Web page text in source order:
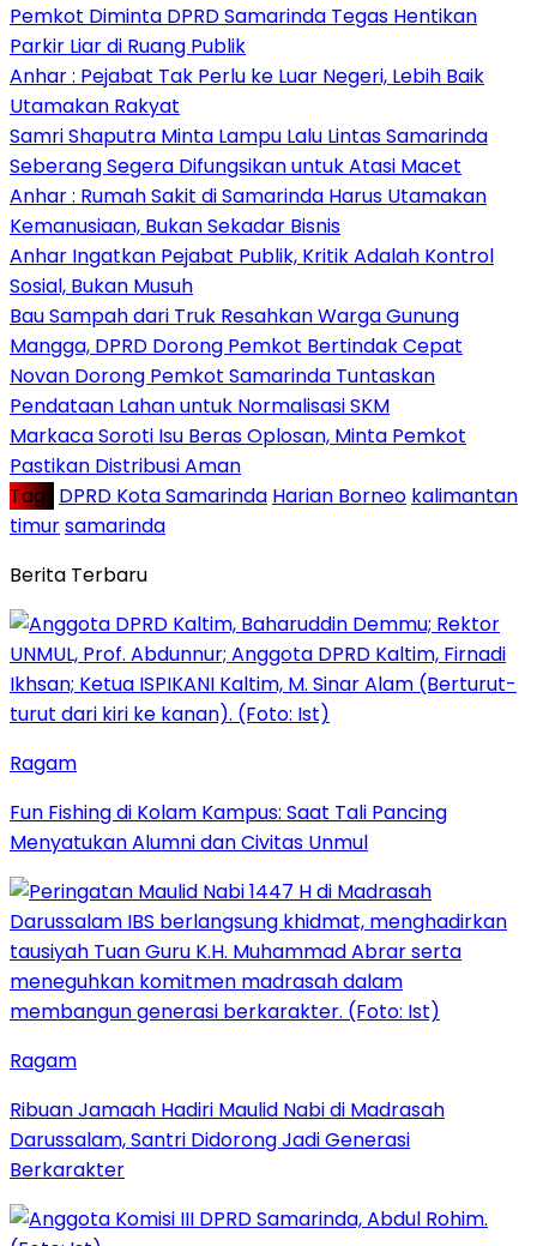
Pemkot Diminta DPRD Samarinda Tegas Hentikan
Parkir Liar di Ruang Publik
Anhar : Pejabat Tak Perlu ke Luar Negeri, Lebih Baik
Utamakan Rakyat
Samri Shaputra Minta Lampu Lalu Lintas Samarinda
Seberang Segera Difungsikan untuk Atasi Macet
Anhar : Rumah Sakit di Samarinda Harus Utamakan
Kemanusiaan, Bukan Sekadar Bisnis
Anhar Ingatkan Pejabat Publik, Kritik Adalah Kontrol
Sosial, Bukan Musuh
Bau Sampah dari Truk Resahkan Warga Gunung
Mangga, DPRD Dorong Pemkot Bertindak Cepat
Novan Dorong Pemkot Samarinda Tuntaskan
Pendataan Lahan untuk Normalisasi SKM
Markaca Soroti Isu Beras Oplosan, Minta Pemkot
Pastikan Distribusi Aman
Tag : DPRD Kota Samarinda Harian Borneo kalimantan
timursamarinda
Berita Terbaru
Ragam
Fun Fishing di Kolam Kampus: Saat Tali Pancing
Menyatukan Alumni dan Civitas Unmul
Ragam
Ribuan Jamaah Hadiri Maulid Nabi di Madrasah
Darussalam, Santri Didorong Jadi Generasi
Berkarakter